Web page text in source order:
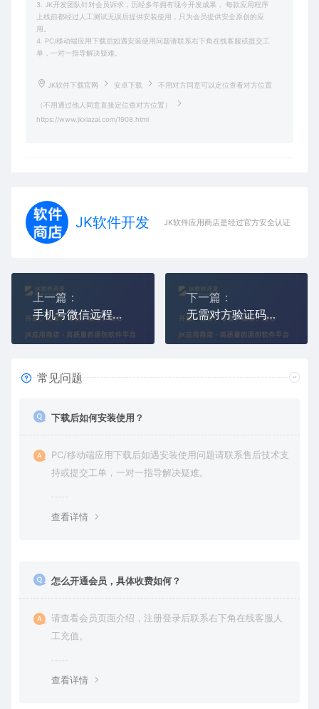
3. JK开发团队针对会员诉求，历经多年拥有现今开发成果， 每款应用程序
上线前都经过人工测试无误后提供安装使用，只为会员提供安全原创的应
用。
4. PC/移动端应用下载后如遇安装使用问题请联系右下角在线客服或提交工
单，一对一指导解决疑难。
JK软件下载官网 安卓下载 不用对方同意可以定位查看对方位置
（不用通过他人同意直接定位查对方位置）
https://www.jkxiazai.com/1908.html
JK软件开发 JK软件应用商店是经过官方安全认证，保障
上一篇：
手机号微信远程定位软件（不被对方察觉发现）
下一篇：
无需对方验证码手机定位（不要对方验证码就能定位）
常见问题
下载后如何安装使用？
PC/移动端应用下载后如遇安装使用问题请联系售后技术支
持或提交工单，一对一指导解决疑难。
查看详情
怎么开通会员，具体收费如何？
请查看会员页面介绍，注册登录后联系右下角在线客服人
工充值。
查看详情